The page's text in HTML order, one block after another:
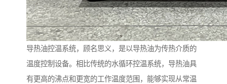
导热油控温系统，顾名思义，是以导热油为传热介质的
温度控制设备。相比传统的水循环控温系统，导热油具
有更高的沸点和更宽的工作温度范围，能够实现从常温